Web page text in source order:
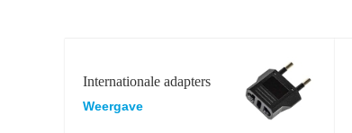
Internationale adapters
Weergave